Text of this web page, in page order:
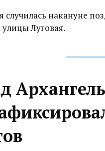
случилась накануне
Луговая.